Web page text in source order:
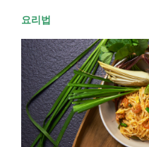
요리법